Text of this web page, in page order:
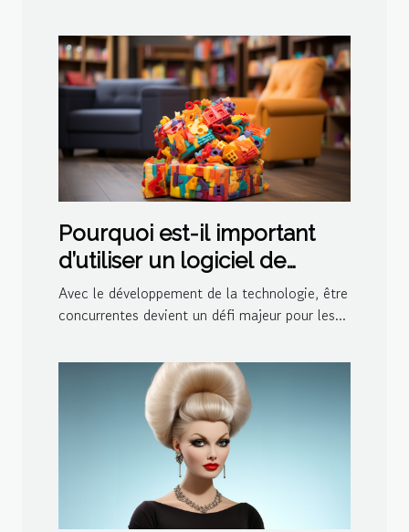
Pourquoi est-il important
d’utiliser un logiciel de
ludothèque et de
médiathèque pour votre
Avec le développement de la technologie, être
concurrentes devient un défi majeur pour les...